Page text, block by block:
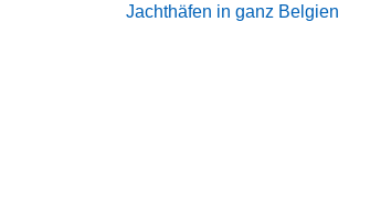
Jachthäfen in ganz Belgien